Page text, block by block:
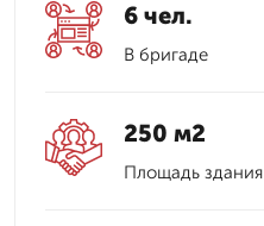
6 чел.
В бригаде
250 м2
Площадь здания